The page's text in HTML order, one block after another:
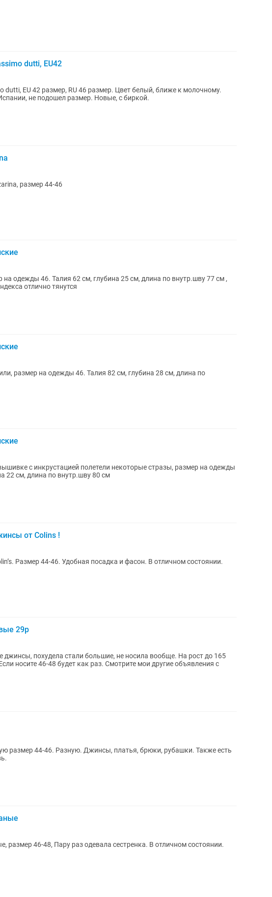
dutti, EU42
EU 42 размер, RU 46 размер. Цвет белый, ближе к молочному.
не подошел размер. Новые, с биркой.
размер 44-46
одежды 46. Талия 62 см, глубина 25 см, длина по внутр.шву 77 см ,
отлично тянутся
размер на одежды 46. Талия 82 см, глубина 28 см, длина по
с инкрустацией полетели некоторые стразы, размер на одежды
22 см, длина по внутр.шву 80 см
от Colins !
44-46. Удобная посадка и фасон. В отличном состоянии.
29р
похудела стали большие, не носила вообще. На рост до 165
носите 46-48 будет как раз. Смотрите мои другие объявления с
размер 44-46. Разную. Джинсы, платья, брюки, рубашки. Также есть
размер 46-48, Пару раз одевала сестренка. В отличном состоянии.